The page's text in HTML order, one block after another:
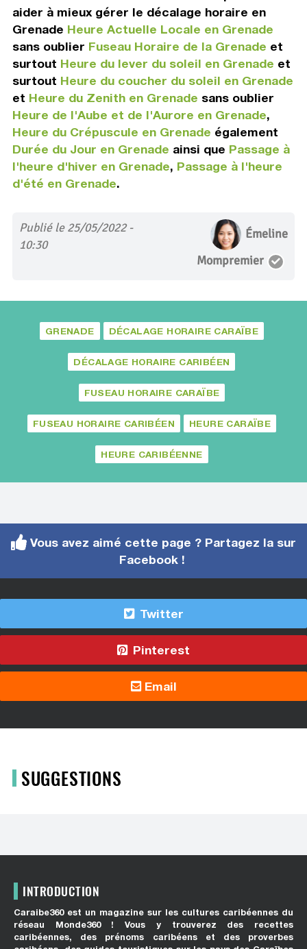
aider à mieux gérer le décalage horaire en
Grenade Heure Actuelle Locale en Grenade
sans oublier Fuseau Horaire de la Grenade et
surtout Heure du lever du soleil en Grenade et
surtout Heure du coucher du soleil en Grenade
et Heure du Zenith en Grenade sans oublier
Heure de l'Aube et de l'Aurore en Grenade,
Heure du Crépuscule en Grenade également
Durée du Jour en Grenade ainsi que Passage à
l'heure d'hiver en Grenade, Passage à l'heure
d'été en Grenade.
Publié le 25/05/2022 -
10:30
Émeline
Mompremier
GRENADE DÉCALAGE HORAIRE CARAÏBE
DÉCALAGE HORAIRE CARIBÉEN
FUSEAU HORAIRE CARAÏBE
FUSEAU HORAIRE CARIBÉEN HEURE CARAÏBE
HEURE CARIBÉENNE
Vous avez aimé cette page ? Partagez la sur
Facebook !
Twitter
Pinterest
Email
SUGGESTIONS
INTRODUCTION
Caraibe360 est un magazine sur les cultures caribéennes du
réseau Monde360 ! Vous y trouverez des recettes
caribéennes, des prénoms caribéens et des proverbes